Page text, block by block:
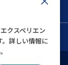
クスペリエン
詳しい情報に